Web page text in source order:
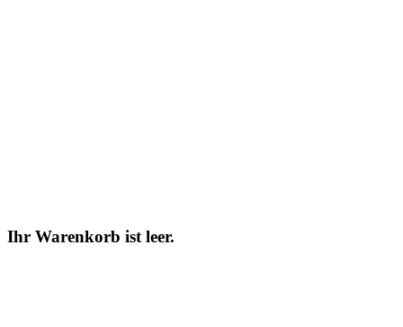
Ihr Warenkorb ist leer.